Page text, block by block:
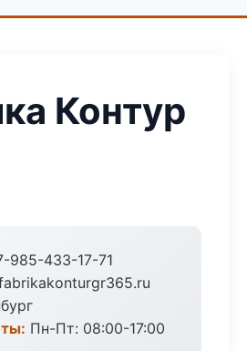
Контур
985-433-17-71
Пн-Пт: 08:00-17:00